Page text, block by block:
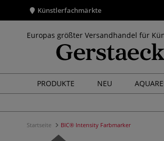
Künstlerfachmärkte
Europas größter Versandhandel für
PRODUKTE NEU
Startseite BIC® Intensity Farbmarker